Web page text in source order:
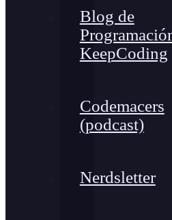
Blog de
KeepCoding
Codemacers
(podcast)
Nerdsletter